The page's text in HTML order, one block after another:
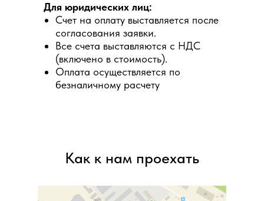
Для юридических лиц:
Счет на оплату выставляется после
согласования заявки.
Все счета выставляются с НДС
(включено в стоимость).
Оплата осуществляется по
безналичному расчету
Как к нам проехать